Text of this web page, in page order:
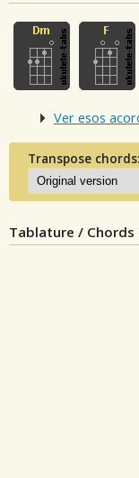
Ver esos
Transpose chords:
Tablature / Chords